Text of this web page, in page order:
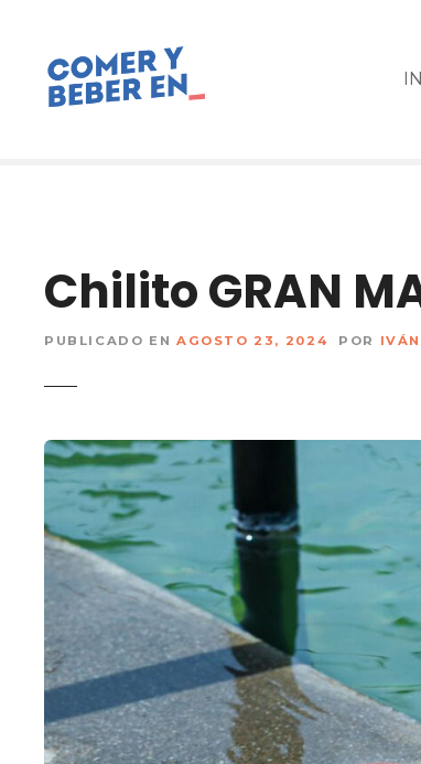
Chilito GRAN
PUBLICADO EN AGOSTO 23, 2024 POR